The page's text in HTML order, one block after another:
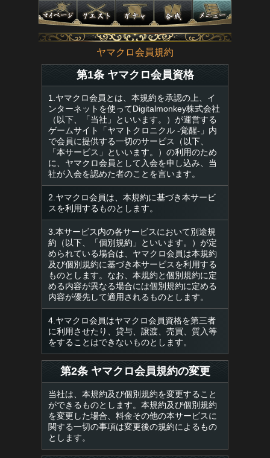
ヤマクロ会員規約
第1条 ヤマクロ会員資格
1.ヤマクロ会員とは、本規約を承認の上、イ
ンターネットを使ってDigitalmonkey株式会社
（以下、「当社」といいます。）が運営する
ゲームサイト「ヤマトクロニクル -覚醒-」内
で会員に提供する一切のサービス（以下、
「本サービス」といいます。）の利用のため
に、ヤマクロ会員として入会を申し込み、当
社が入会を認めた者のことを言います。
2.ヤマクロ会員は、本規約に基づき本サービ
スを利用するものとします。
3.本サービス内の各サービスにおいて別途規
約（以下、「個別規約」といいます。）が定
められている場合は、ヤマクロ会員は本規約
及び個別規約に基づき本サービスを利用する
ものとします。なお、本規約と個別規約に定
める内容が異なる場合には個別規約に定める
内容が優先して適用されるものとします。
4.ヤマクロ会員はヤマクロ会員資格を第三者
に利用させたり、貸与、譲渡、売買、質入等
をすることはできないものとします。
第2条 ヤマクロ会員規約の変更
当社は、本規約及び個別規約を変更すること
ができるものとします。本規約及び個別規約
を変更した場合、料金その他の本サービスに
関する一切の事項は変更後の規約によるもの
とします。